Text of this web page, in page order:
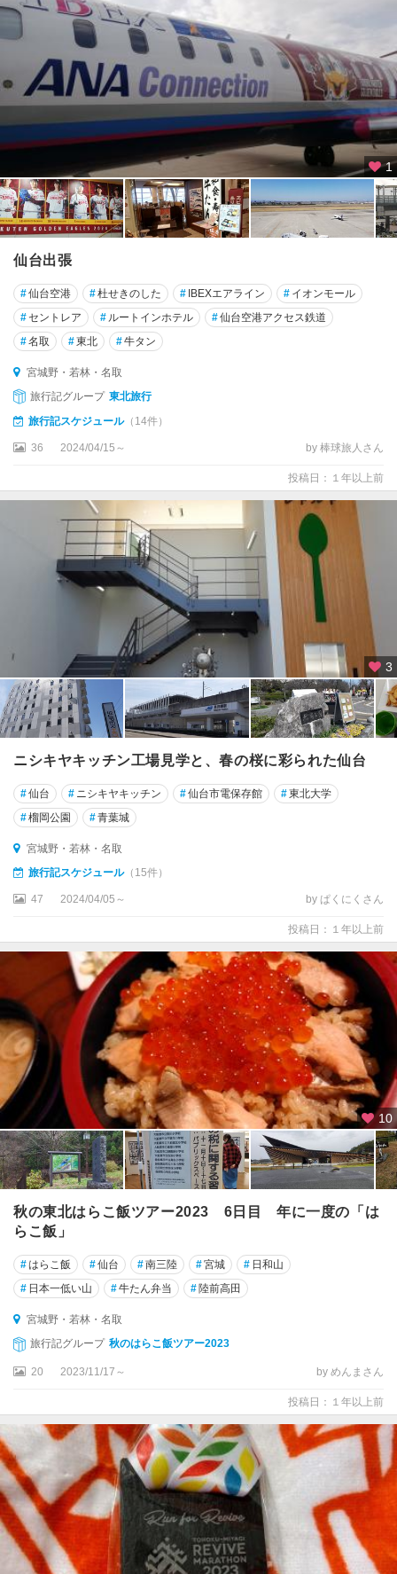
1
仙台出張
#仙台空港 #杜せきのした # IBEXエアライン # イオンモール
#セントレア # ルートインホテル #仙台空港アクセス鉄道
#名取 #東北 #牛タン
宮城野・若林・名取
旅行記グループ 東北旅行
旅行記スケジュール（14件）
36 2024/04/15～ by 棒球旅人さん
投稿日：１年以上前
3
ニシキヤキッチン工場見学と、春の桜に彩られた仙台
#仙台 # ニシキヤキッチン #仙台市電保存館 #東北大学
#榴岡公園 #青葉城
宮城野・若林・名取
旅行記スケジュール（15件）
47 2024/04/05～ by ぱくにくさん
投稿日：１年以上前
10
秋の東北はらこ飯ツアー2023 6日目 年に一度の「は
らこ飯」
#はらこ飯 #仙台 #南三陸 #宮城 # 日和山
# 日本一低い山 #牛たん弁当 # 陸前高田
宮城野・若林・名取
旅行記グループ 秋のはらこ飯ツアー2023
20 2023/11/17～ by めんまさん
投稿日：１年以上前